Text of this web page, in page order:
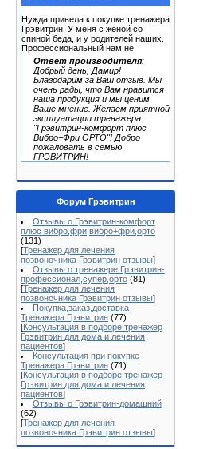
Нужда привела к покупке тренажера
Грэвитрин. У меня с женой со
спиной беда, и у родителей наших.
Профессиональный нам не
Ответ производителя:
Добрый день, Дамир!
Благодарим за Ваш отзыв. Мы
очень рады, что Вам нравится
наша продукция и мы ценим
Ваше мнение. Желаем приятной
эксплуатации тренажера
"Грэвитрин-комфорт плюс
Вибро+Фри ОРТО"! Добро
пожаловать в семью
ГРЭВИТРИН!
Форум Грэвитрин
Отзывы о Грэвитрин-комфорт
плюс вибро,фри,вибро+фри,орто
(131)
[Тренажер для лечения
позвоночника Грэвитрин отзывы]
Отзывы о тренажере Грэвитрин-
профессионал,супер,орто (81)
[Тренажер для лечения
позвоночника Грэвитрин отзывы]
Покупка,заказ,доставка
Тренажера Грэвитрин (77)
[Консультация в подборе тренажер
Грэвитрин для дома и лечения
пациентов]
Консультация при покупке
Тренажера Грэвитрин (71)
[Консультация в подборе тренажер
Грэвитрин для дома и лечения
пациентов]
Отзывы о Грэвитрин-домашний
(62)
[Тренажер для лечения
позвоночника Грэвитрин отзывы]